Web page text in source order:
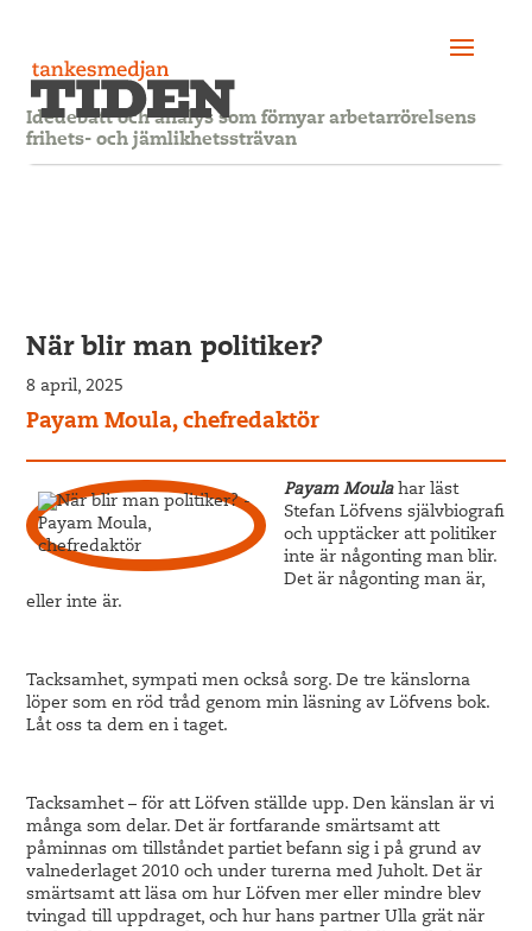
Idédebatt och analys som förnyar arbetarrörelsens
frihets- och jämlikhetssträvan
När blir man politiker?
8 april, 2025
Payam Moula, chefredaktör
Payam Moulahar läst
Stefan Löfvens självbiografi
och upptäcker att politiker
inte är någonting man blir.
Det är någonting man är,
eller inte är.
Tacksamhet, sympati men också sorg. De tre känslorna
löper som en röd tråd genom min läsning av Löfvens bok.
Låt oss ta dem en i taget.
Tacksamhet – för att Löfven ställde upp. Den känslan är vi
många som delar. Det är fortfarande smärtsamt att
påminnas om tillståndet partiet befann sig i på grund av
valnederlaget 2010 och under turerna med Juholt. Det är
smärtsamt att läsa om hur Löfven mer eller mindre blev
tvingad till uppdraget, och hur hans partner Ulla grät när